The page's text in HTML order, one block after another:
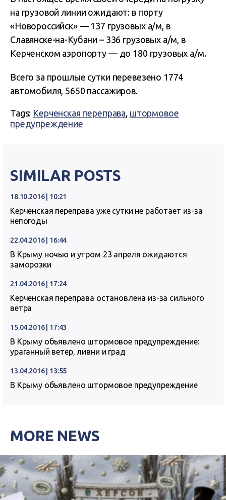
на грузовой линии ожидают: в порту
«Новороссийск» — 137 грузовых а/м, в
Славянске-на-Кубани – 336 грузовых а/м, в
Керченском аэропорту — до 180 грузовых а/м.
Всего за прошлые сутки перевезено 1774
автомобиля, 5650 пассажиров.
Tags: Керченская переправа штормовое
предупреждение
SIMILAR POSTS
18.10.2016 | 10:21
Керченская переправа уже сутки не работает из-за
непогоды
22.04.2016 | 16:44
В Крыму ночью и утром 23 апреля ожидаются
заморозки
21.04.2016 | 17:24
Керченская переправа остановлена из-за сильного
ветра
15.04.2016 | 17:43
В Крыму объявлено штормовое предупреждение:
ураганный ветер, ливни и град
13.04.2016 | 13:55
В Крыму объявлено штормовое предупреждение
MORE NEWS